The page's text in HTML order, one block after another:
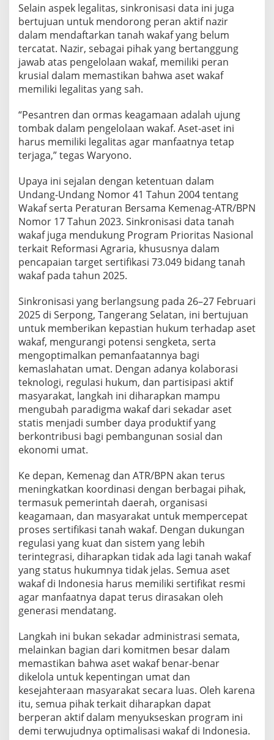
Selain aspek legalitas, sinkronisasi data ini juga
bertujuan untuk mendorong peran aktif nazir
dalam mendaftarkan tanah wakaf yang belum
tercatat. Nazir, sebagai pihak yang bertanggung
jawab atas pengelolaan wakaf, memiliki peran
krusial dalam memastikan bahwa aset wakaf
memiliki legalitas yang sah.
“Pesantren dan ormas keagamaan adalah ujung
tombak dalam pengelolaan wakaf. Aset-aset ini
harus memiliki legalitas agar manfaatnya tetap
terjaga,” tegas Waryono.
Upaya ini sejalan dengan ketentuan dalam
Undang-Undang Nomor 41 Tahun 2004 tentang
Wakaf serta Peraturan Bersama Kemenag-ATR/BPN
Nomor 17 Tahun 2023. Sinkronisasi data tanah
wakaf juga mendukung Program Prioritas Nasional
terkait Reformasi Agraria, khususnya dalam
pencapaian target sertifikasi 73.049 bidang tanah
wakaf pada tahun 2025.
Sinkronisasi yang berlangsung pada 26–27 Februari
2025 di Serpong, Tangerang Selatan, ini bertujuan
untuk memberikan kepastian hukum terhadap aset
wakaf, mengurangi potensi sengketa, serta
mengoptimalkan pemanfaatannya bagi
kemaslahatan umat. Dengan adanya kolaborasi
teknologi, regulasi hukum, dan partisipasi aktif
masyarakat, langkah ini diharapkan mampu
mengubah paradigma wakaf dari sekadar aset
statis menjadi sumber daya produktif yang
berkontribusi bagi pembangunan sosial dan
ekonomi umat.
Ke depan, Kemenag dan ATR/BPN akan terus
meningkatkan koordinasi dengan berbagai pihak,
termasuk pemerintah daerah, organisasi
keagamaan, dan masyarakat untuk mempercepat
proses sertifikasi tanah wakaf. Dengan dukungan
regulasi yang kuat dan sistem yang lebih
terintegrasi, diharapkan tidak ada lagi tanah wakaf
yang status hukumnya tidak jelas. Semua aset
wakaf di Indonesia harus memiliki sertifikat resmi
agar manfaatnya dapat terus dirasakan oleh
generasi mendatang.
Langkah ini bukan sekadar administrasi semata,
melainkan bagian dari komitmen besar dalam
memastikan bahwa aset wakaf benar-benar
dikelola untuk kepentingan umat dan
kesejahteraan masyarakat secara luas. Oleh karena
itu, semua pihak terkait diharapkan dapat
berperan aktif dalam menyukseskan program ini
demi terwujudnya optimalisasi wakaf di Indonesia.